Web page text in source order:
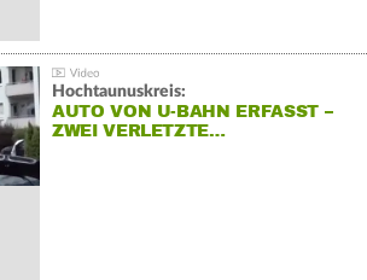
Hochtaunuskreis:
AUTO VON U-BAHN ERFASST –
ZWEI VERLETZTE…